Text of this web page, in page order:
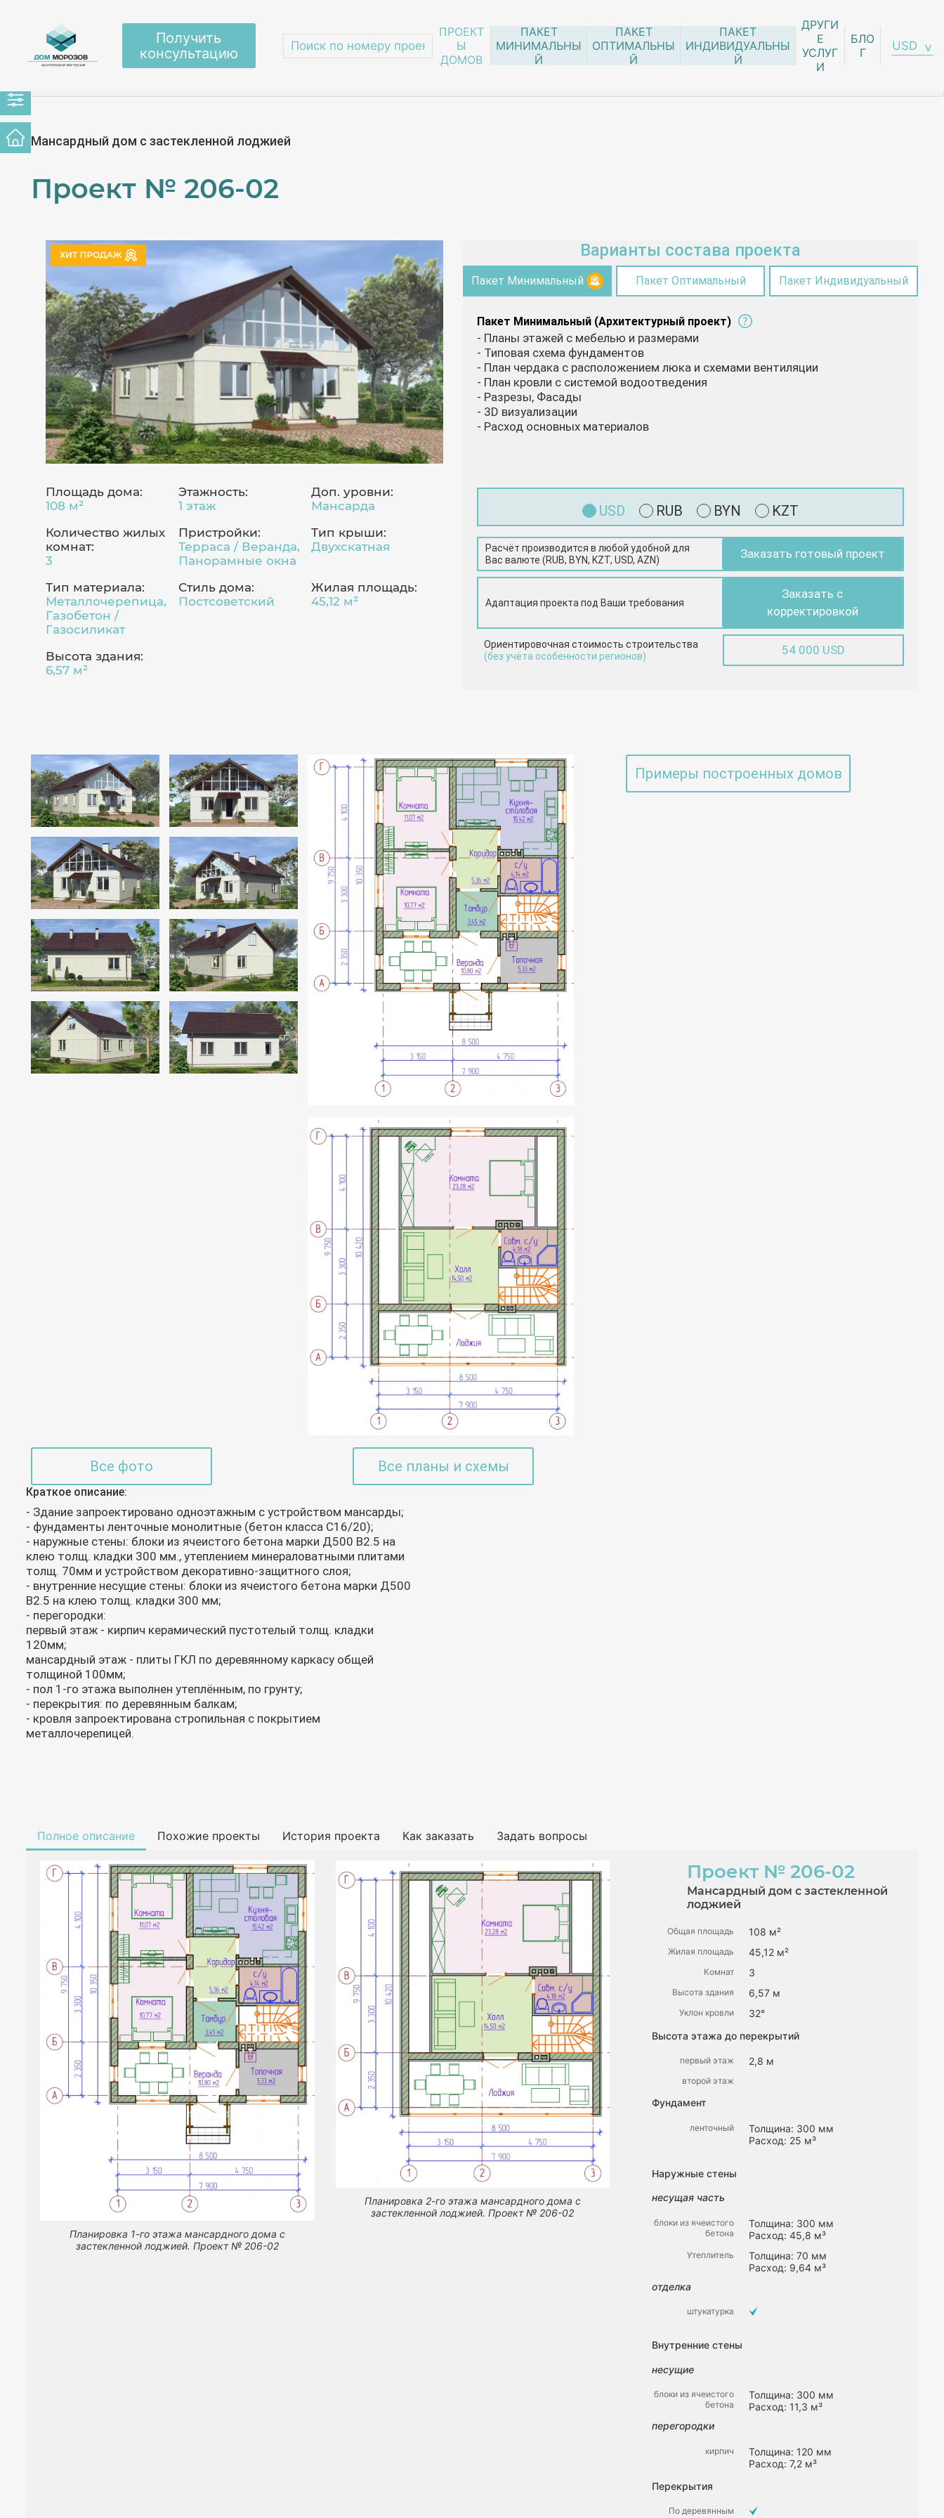
Получить
консультацию
ПРОЕКТ
Ы
ДОМОВ
ПАКЕТ
МИНИМАЛЬНЫ
Й
ПАКЕТ
ОПТИМАЛЬНЫ
Й
ПАКЕТ
ИНДИВИДУАЛЬНЫ
Й
ДРУГИ
Е
УСЛУГ
И
БЛО
Г
USD
Мансардный дом с застекленной лоджией
Проект № 206-02
Площадь дома:
108 м²
Этажность:
1 этаж
Доп. уровни:
Мансарда
Количество жилых
комнат:
3
Пристройки:
Терраса / Веранда,
Панорамные окна
Тип крыши:
Двухскатная
Тип материала:
Металлочерепица,
Газобетон /
Газосиликат
Стиль дома:
Постсоветский
Жилая площадь:
45,12 м²
Высота здания:
6,57 м²
Варианты состава проекта
Пакет Минимальный Пакет Оптимальный Пакет Индивидуальный
Пакет Минимальный (Архитектурный проект)
- Планы этажей с мебелью и размерами
- Типовая схема фундаментов
- План чердака с расположением люка и схемами вентиляции
- План кровли с системой водоотведения
- Разрезы, Фасады
- 3D визуализации
- Расход основных материалов
USD RUB BYN KZT
Расчёт производится в любой удобной для
Вас валюте (RUB, BYN, KZT, USD, AZN)
Заказать готовый проект
Адаптация проекта под Ваши требования
Заказать с
корректировкой
Ориентировочная стоимость строительства
(без учёта особенности регионов)
54 000 USD
Все фото Все планы и схемы
Примеры построенных домов
Краткое описание:
- Здание запроектировано одноэтажным с устройством мансарды;
- фундаменты ленточные монолитные (бетон класса С16/20);
- наружные стены: блоки из ячеистого бетона марки Д500 В2.5 на
клею толщ. кладки 300 мм., утеплением минераловатными плитами
толщ. 70мм и устройством декоративно-защитного слоя;
- внутренние несущие стены: блоки из ячеистого бетона марки Д500
В2.5 на клею толщ. кладки 300 мм;
- перегородки:
первый этаж - кирпич керамический пустотелый толщ. кладки
120мм;
мансардный этаж - плиты ГКЛ по деревянному каркасу общей
толщиной 100мм;
- пол 1-го этажа выполнен утеплённым, по грунту;
- перекрытия: по деревянным балкам;
- кровля запроектирована стропильная с покрытием
металлочерепицей.
Полное описание Похожие проекты История проекта Как заказать Задать вопросы
Планировка 1-го этажа мансардного дома с
застекленной лоджией. Проект № 206-02
Планировка 2-го этажа мансардного дома с
застекленной лоджией. Проект № 206-02
Проект № 206-02
Мансардный дом с застекленной
лоджией
Общая площадь 108 м²
Жилая площадь 45,12 м²
Комнат 3
Высота здания 6,57 м
Уклон кровли
32°
Высота этажа до перекрытий
первый этаж 2,8 м
второй этаж
Фундамент
ленточный
Толщина: 300 мм
Расход: 25 м³
Наружные стены
несущая часть
блоки из ячеистого
бетона
Толщина: 300 мм
Расход: 45,8 м³
Утеплитель
Толщина: 70 мм
Расход: 9,64 м³
отделка
штукатурка
Внутренние стены
несущие
блоки из ячеистого
бетона
Толщина: 300 мм
Расход: 11,3 м³
перегородки
кирпич
Толщина: 120 мм
Расход: 7,2 м³
Перекрытия
По деревянным